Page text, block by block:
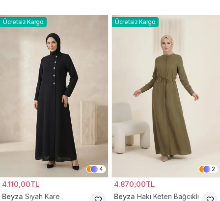
Ücretsiz Kargo
4
4.110,00TL
Beyza Siyah Kare
Ücretsiz Kargo
2
4.870,00TL
Beyza Haki Keten Bağcıklı